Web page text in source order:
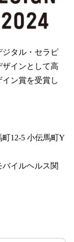
タル・セラピ
ザインとして高
ン賞を受賞し
12-5 小伝馬町Y
イルヘルス関